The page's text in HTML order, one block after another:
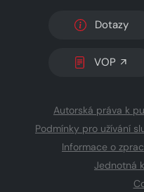
Dotazy
VOP
Autorská práva k
Podmínky pro užívání
Informace o
Jednotná